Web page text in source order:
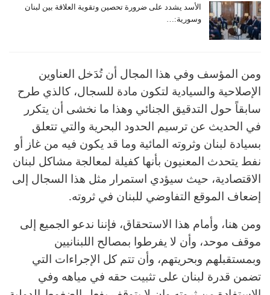
الأسد يشدد على ضرورة تحصين وتقوية العلاقة بين لبنان
وسورية:…
ومن المؤسف وفي هذا المجال أن تُدَخل العناوين
الإصلاحية والسيادية لتكون مادة للسجال، كالذي طرح
سابقاً حول التدقيق الجنائي وهذا ما نخشى أن يتكرر
في الحديث عن ترسيم الحدود البحرية والتي تتعلق
بسيادة لبنان وثروته المائية وما قد يكون فيه من غاز أو
نفط يتحدث المعنيون بأنها كفيلة لمعالجة مشاكل لبنان
الاقتصادية، حيث سيؤدي استمرار مثل هذا السجال إلى
إضعاف الموقع التفاوضي للبنان في ثروته.
ومن هنا، وأمام هذا الاستحقاق، فإننا ندعو الجميع إلى
موقف موحد، وأن لا يفرطوا بمصالح اللبنانيين
وبمستقبلهم وبحريتهم، وأن تتم كل الإجراءات التي
تضمن قدرة لبنان على تثبيت حقه في مياهه وفي